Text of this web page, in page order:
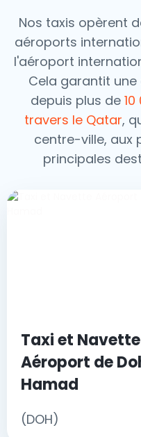
Nos taxis opèrent
aéroports
l'aéroport
Cela garantit
depuis plus de
travers le Qatar,
centre-ville, aux
principales
Taxi et Navette
Aéroport de
Hamad
(DOH)